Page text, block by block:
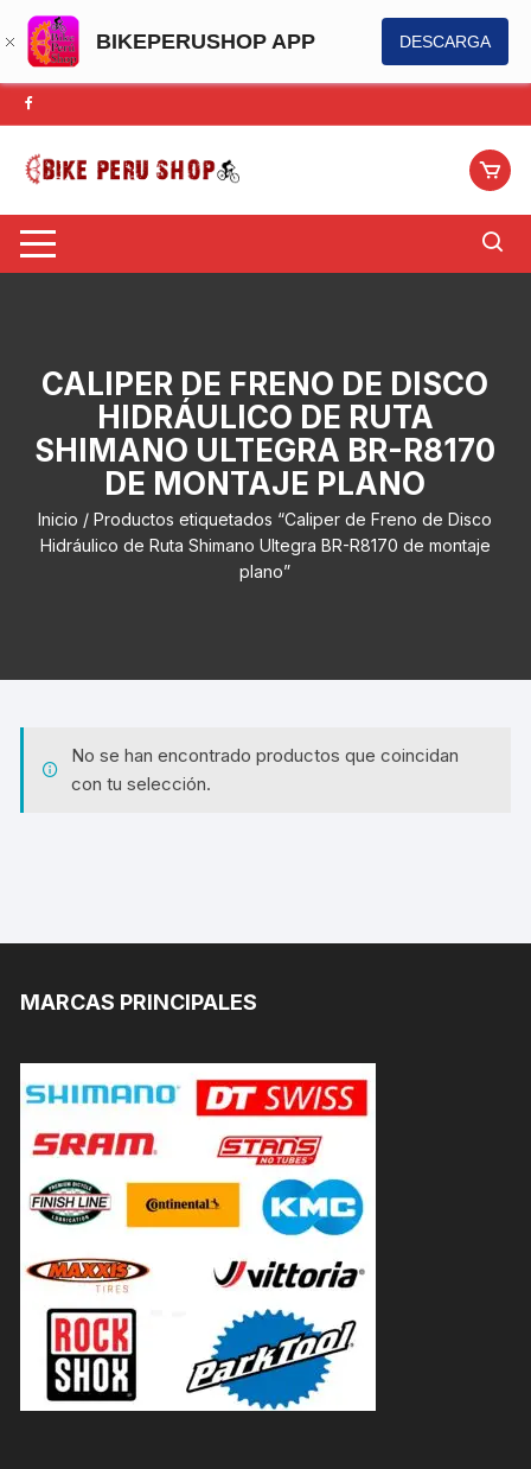
BIKEPERUSHOP APP DESCARGA
Saltar
al
contenido
CALIPER DE FRENO DE DISCO
HIDRÁULICO DE RUTA
SHIMANO ULTEGRA BR-R8170
DE MONTAJE PLANO
Inicio / Productos etiquetados “Caliper de Freno de Disco
Hidráulico de Ruta Shimano Ultegra BR-R8170 de montaje
plano”
No se han encontrado productos que coincidan
con tu selección.
MARCAS PRINCIPALES